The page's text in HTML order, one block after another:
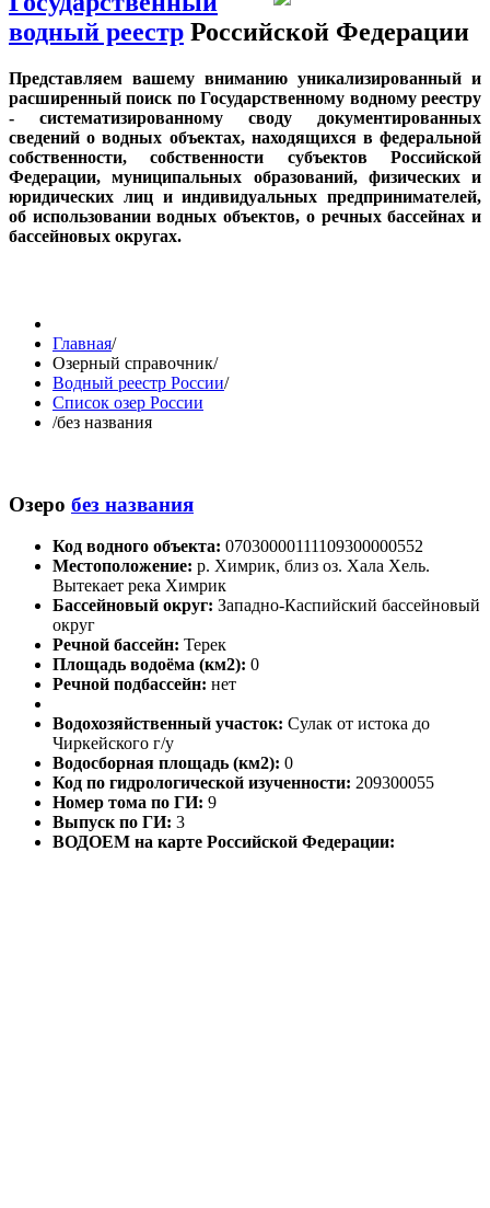
водный реестр Российской Федерации
Представляем вашему вниманию уникализированный и
расширенный поиск по Государственному водному реестру
- систематизированному своду документированных
сведений о водных объектах, находящихся в федеральной
собственности, собственности субъектов Российской
Федерации, муниципальных образований, физических и
юридических лиц и индивидуальных предпринимателей,
об использовании водных объектов, о речных бассейнах и
бассейновых округах.
Главная/
Озерный справочник/
Водный реестр России/
Список озер России
/без названия
Озеро без названия
Код водного объекта: 07030000111109300000552
Местоположение: р. Химрик, близ оз. Хала Хель.
Вытекает река Химрик
Бассейновый округ: Западно-Каспийский бассейновый
округ
Речной бассейн: Терек
Площадь водоёма (км2): 0
Речной подбассейн: нет
Водохозяйственный участок: Сулак от истока до
Чиркейского г/у
Водосборная площадь (км2): 0
Код по гидрологической изученности: 209300055
Номер тома по ГИ: 9
Выпуск по ГИ: 3
ВОДОЕМ на карте Российской Федерации: